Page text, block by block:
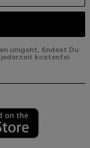
umgeht, findest Du
jederzeit kostenfei